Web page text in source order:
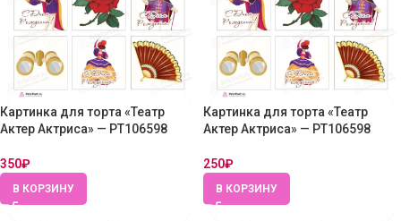
Картинка для торта «Театр
Актер Актриса» — PT106598
350₽
В КОРЗИНУ
Картинка для торта «Театр
Актер Актриса» — PT106598
250₽
В КОРЗИНУ